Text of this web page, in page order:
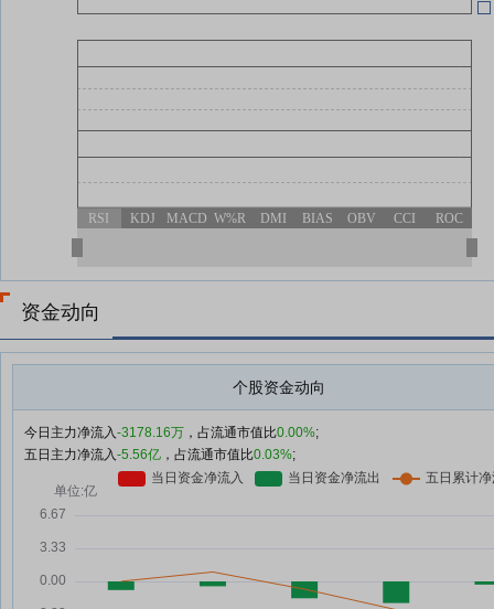
RSI KDJ MACD W%R DMI BIAS OBV CCI ROC
资金动向
个股资金动向
今日主力净流入-3178.16万 ，占流通市值比0.00%;
五日主力净流入-5.56亿 ，占流通市值比0.03%;